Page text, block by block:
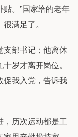
。”国家给的老年
满足了。
支部书记；他离休
岁才离开岗位。
促我入党，告诉我
，历次运动都是工